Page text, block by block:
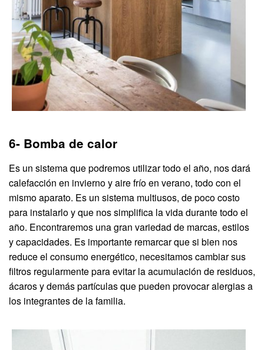
6- Bomba de calor
Es un sistema que podremos utilizar todo el año, nos dará
calefacción en invierno y aire frío en verano, todo con el
mismo aparato. Es un sistema multiusos, de poco costo
para instalarlo y que nos simplifica la vida durante todo el
año. Encontraremos una gran variedad de marcas, estilos
y capacidades. Es importante remarcar que si bien nos
reduce el consumo energético, necesitamos cambiar sus
filtros regularmente para evitar la acumulación de residuos,
ácaros y demás partículas que pueden provocar alergias a
los integrantes de la familia.